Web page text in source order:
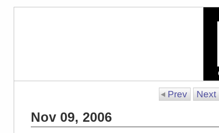
Prev Next
Nov 09, 2006